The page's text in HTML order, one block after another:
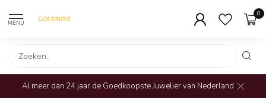
MENU
0
Al meer dan 24 jaar de Goedkoopste Juwelier van Nederland